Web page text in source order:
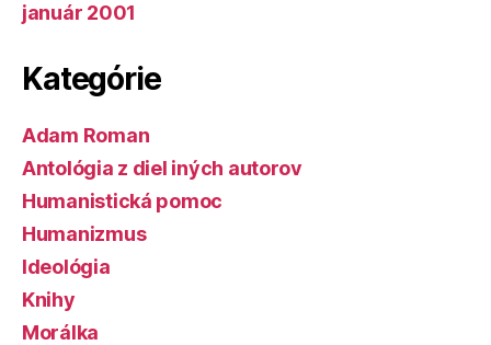
január 2001
Kategórie
Adam Roman
Antológia z diel iných autorov
Humanistická pomoc
Humanizmus
Ideológia
Knihy
Morálka